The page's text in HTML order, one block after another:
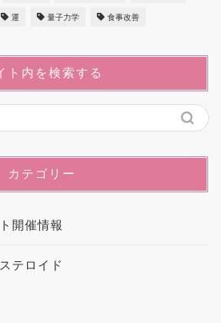
運 量子力学 食事改善
ト内を検索する
カテゴリー
開催情報
テロイド